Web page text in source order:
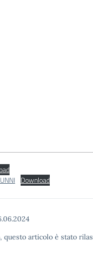
Download
questo articolo è stato